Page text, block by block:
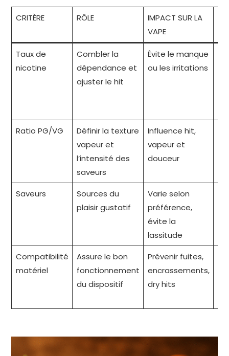
CRITÈRE RÔLE
IMPACT SUR LA
VAPE
Taux de
nicotine
Combler la
dépendance et
ajuster le hit
Évite le manque
ou les irritations
Ratio PG/VG
Définir la texture
vapeur et
l’intensité des
saveurs
Influence hit,
vapeur et
douceur
Saveurs
Sources du
plaisir gustatif
Varie selon
préférence,
évite la
lassitude
Compatibilité
matériel
Assure le bon
fonctionnement
du dispositif
Prévenir fuites,
encrassements,
dry hits